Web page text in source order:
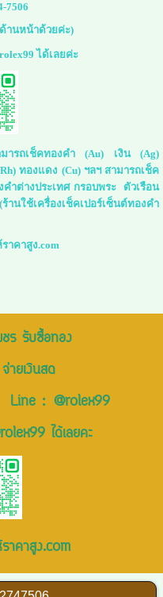
7506
านหน้าด้วยค่ะ)
ได้เลยค่ะ
ามารถเช็คทองคำ (Au) เงิน (Ag)
ทองแดง (Cu) ฯลฯ สามารถเช็ค
ำต่างประเทศ กรอบพระ ตัวเรือน
นใช้เครื่องเช็คเปอร์เซ็นต์ทองคำ
าคาสูง.com
ร รับซื้อทอง
ายเงินสด
: @rolex99
ได้เลยคะ
าคาสูง.com